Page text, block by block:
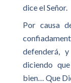
dice el Señor.
Por causa
defenderá,
diciendo
bien… Que